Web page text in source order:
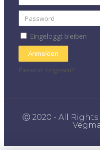
Eingeloggt bleiben
Anmelden
Passwort vergessen?
Ⓒ 2020 - All Rights